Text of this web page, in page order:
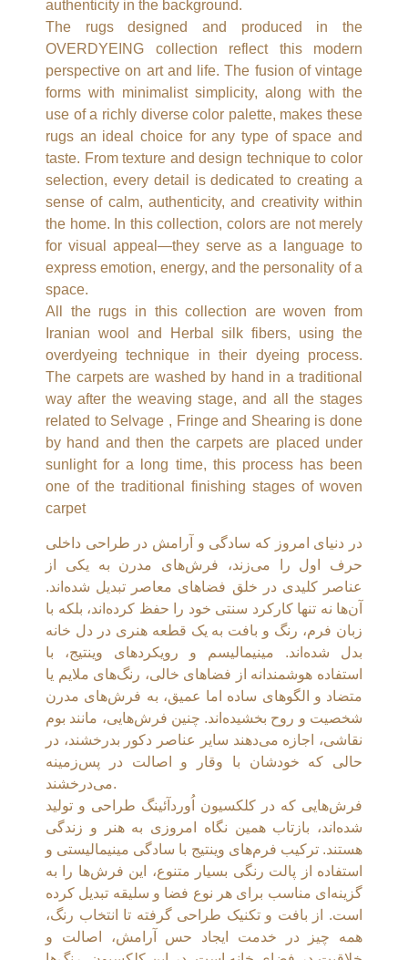
authenticity in the background.
The rugs designed and produced in the
OVERDYEING collection reflect this modern
perspective on art and life. The fusion of vintage
forms with minimalist simplicity, along with the
use of a richly diverse color palette, makes these
rugs an ideal choice for any type of space and
taste. From texture and design technique to color
selection, every detail is dedicated to creating a
sense of calm, authenticity, and creativity within
the home. In this collection, colors are not merely
for visual appeal—they serve as a language to
express emotion, energy, and the personality of a
space.
All the rugs in this collection are woven from
Iranian wool and Herbal silk fibers, using the
overdyeing technique in their dyeing process.
The carpets are washed by hand in a traditional
way after the weaving stage, and all the stages
related to Selvage , Fringe and Shearing is done
by hand and then the carpets are placed under
sunlight for a long time, this process has been
one of the traditional finishing stages of woven
carpet
در دنیای امروز که سادگی و آرامش در طراحی داخلی
حرف اول را می‌زند، فرش‌های مدرن به یکی از
عناصر کلیدی در خلق فضاهای معاصر تبدیل شده‌اند.
آن‌ها نه تنها کارکرد سنتی خود را حفظ کرده‌اند، بلکه با
زبان فرم، رنگ و بافت به یک قطعه هنری در دل خانه
بدل شده‌اند. مینیمالیسم و رویکردهای وینتیج، با
استفاده هوشمندانه از فضاهای خالی، رنگ‌های ملایم یا
متضاد و الگوهای ساده اما عمیق، به فرش‌های مدرن
شخصیت و روح بخشیده‌اند. چنین فرش‌هایی، مانند بوم
نقاشی، اجازه می‌دهند سایر عناصر دکور بدرخشند، در
حالی که خودشان با وقار و اصالت در پس‌زمینه
می‌درخشند.
فرش‌هایی که در کلکسیون اُوردآئينگ طراحی و تولید
شده‌اند، بازتاب همین نگاه امروزی به هنر و زندگی
هستند. ترکیب فرم‌های وینتیج با سادگی مینیمالیستی و
استفاده از پالت رنگی بسیار متنوع، این فرش‌ها را به
گزینه‌ای مناسب برای هر نوع فضا و سلیقه تبدیل کرده
است. از بافت و تکنیک طراحی گرفته تا انتخاب رنگ،
همه چیز در خدمت ایجاد حس آرامش، اصالت و